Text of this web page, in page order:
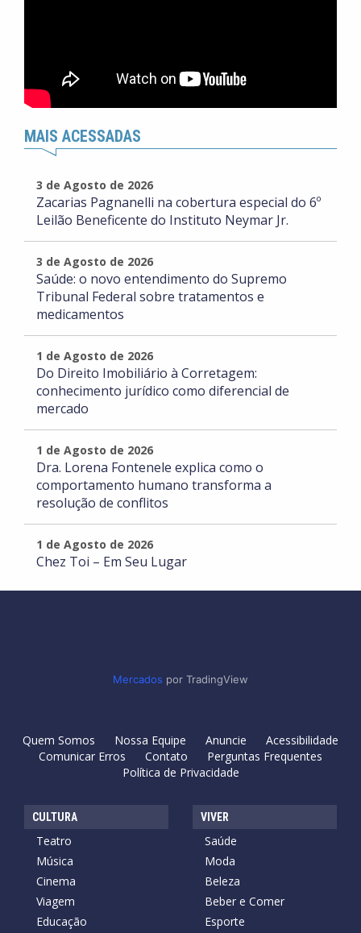
MAIS ACESSADAS
3 de Agosto de 2026
Zacarias Pagnanelli na cobertura especial do 6º
Leilão Beneficente do Instituto Neymar Jr.
3 de Agosto de 2026
Saúde: o novo entendimento do Supremo
Tribunal Federal sobre tratamentos e
medicamentos
1 de Agosto de 2026
Do Direito Imobiliário à Corretagem:
conhecimento jurídico como diferencial de
mercado
1 de Agosto de 2026
Dra. Lorena Fontenele explica como o
comportamento humano transforma a
resolução de conflitos
1 de Agosto de 2026
Chez Toi – Em Seu Lugar
Mercados por TradingView
Quem Somos Nossa Equipe Anuncie
Acessibilidade
Comunicar Erros
Contato
Perguntas Frequentes
Política de Privacidade
CULTURA
Teatro
Música
Cinema
Viagem
Educação
VIVER
Saúde
Moda
Beleza
Beber e Comer
Esporte